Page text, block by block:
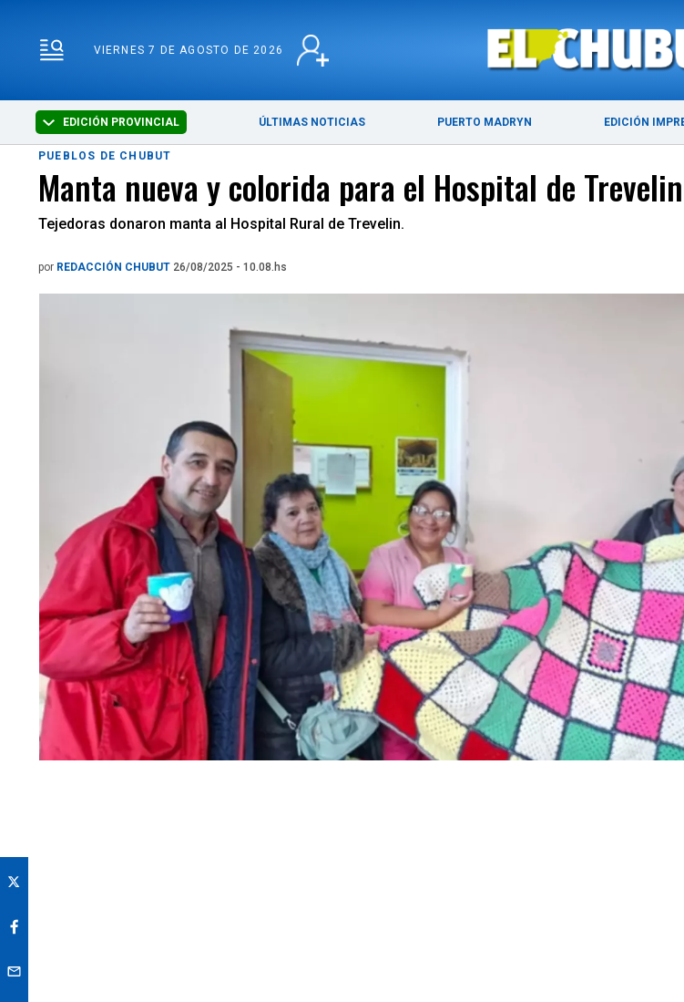
VIERNES 7 DE AGOSTO DE 2026
EDICIÓN PROVINCIAL ÚLTIMAS NOTICIAS PUERTO MADRYN EDICIÓN
VIERNES 7 DE AGOSTO DE 2026 ÚLTIMAS NOTICIAS
PUEBLOS DE CHUBUT
Manta nueva y colorida para el Hospital de Trevelin
Tejedoras donaron manta al Hospital Rural de Trevelin.
por REDACCIÓN CHUBUT 26/08/2025 - 10.08.hs